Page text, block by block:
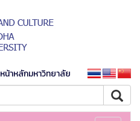
หน้าหลักมหาวิทยาลัย